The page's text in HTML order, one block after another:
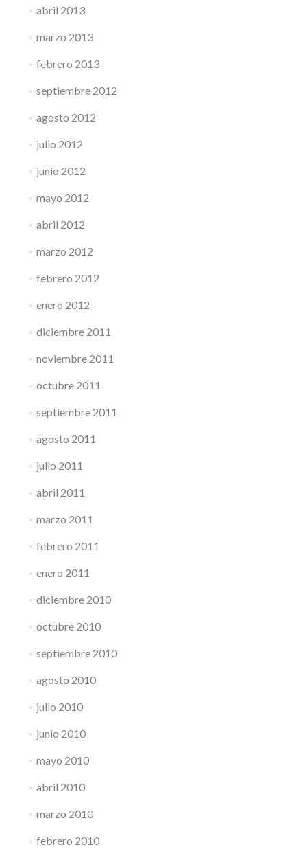
abril 2013
marzo 2013
febrero 2013
septiembre 2012
agosto 2012
julio 2012
junio 2012
mayo 2012
abril 2012
marzo 2012
febrero 2012
enero 2012
diciembre 2011
noviembre 2011
octubre 2011
septiembre 2011
agosto 2011
julio 2011
abril 2011
marzo 2011
febrero 2011
enero 2011
diciembre 2010
octubre 2010
septiembre 2010
agosto 2010
julio 2010
junio 2010
mayo 2010
abril 2010
marzo 2010
febrero 2010